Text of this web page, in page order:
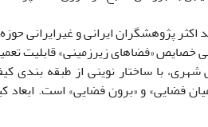
پژوهشگران ایرانی و غیرایرانی
خصایص «فضاهای زیرزمینی» قابلیت
با ساختار نوینی از طبقه
فضایی» و «برون فضایی» است.